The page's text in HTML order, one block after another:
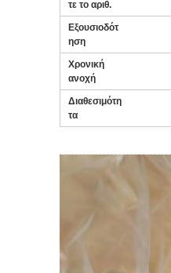
τε το αριθ.
Εξουσιοδότ
ηση
Χρονική
ανοχή
Διαθεσιμότη
τα